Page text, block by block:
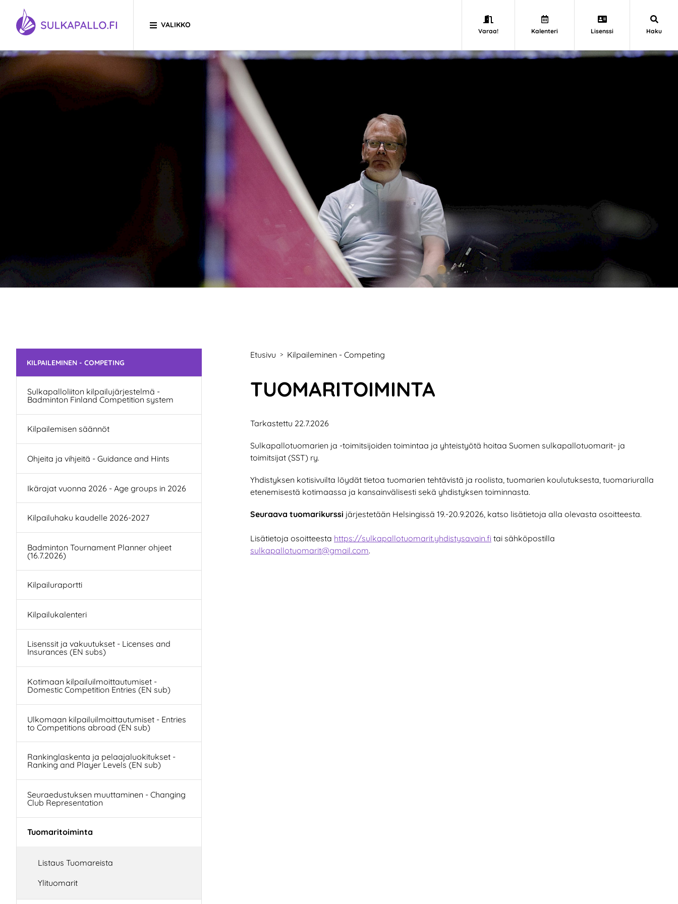
Siirry sivun sisältöön
SIIRRY ETUSIVULLE
VALIKKO
Varaa! Kalenteri Lisenssi Haku
Etusivu > Kilpaileminen - Competing
TUOMARITOIMINTA
Tarkastettu 22.7.2026
Sulkapallotuomarien ja -toimitsijoiden toimintaa ja yhteistyötä hoitaa Suomen sulkapallotuomarit- ja
toimitsijat (SST) ry.
Yhdistyksen kotisivuilta löydät tietoa tuomarien tehtävistä ja roolista, tuomarien koulutuksesta, tuomariuralla
etenemisestä kotimaassa ja kansainvälisesti sekä yhdistyksen toiminnasta.
Seuraava tuomarikurssi järjestetään Helsingissä 19.-20.9.2026, katso lisätietoja alla olevasta osoitteesta.
Lisätietoja osoitteesta https://sulkapallotuomarit.yhdistysavain.fi tai sähköpostilla
sulkapallotuomarit@gmail.com.
Ohita valikko
KILPAILEMINEN - COMPETING
Sulkapalloliiton kilpailujärjestelmä -
Badminton Finland Competition system
Kilpailemisen säännöt
Ohjeita ja vihjeitä - Guidance and Hints
Ikärajat vuonna 2026 - Age groups in 2026
Kilpailuhaku kaudelle 2026-2027
Badminton Tournament Planner ohjeet
(16.7.2026)
Kilpailuraportti
Kilpailukalenteri
Lisenssit ja vakuutukset - Licenses and
Insurances (EN subs)
Kotimaan kilpailuilmoittautumiset -
Domestic Competition Entries (EN sub)
Ulkomaan kilpailuilmoittautumiset - Entries
to Competitions abroad (EN sub)
Rankinglaskenta ja pelaajaluokitukset -
Ranking and Player Levels (EN sub)
Seuraedustuksen muuttaminen - Changing
Club Representation
Tuomaritoiminta
Listaus Tuomareista
Ylituomarit